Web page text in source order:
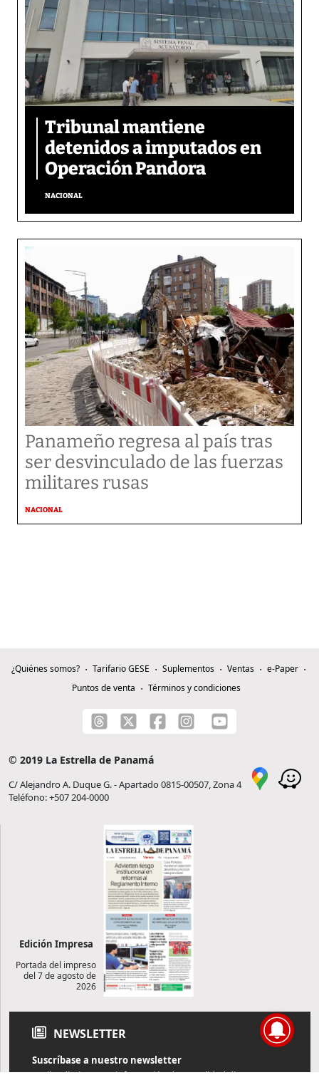
Tribunal mantiene
detenidos a imputados en
Operación Pandora
NACIONAL
Panameño regresa al país tras
ser desvinculado de las fuerzas
militares rusas
NACIONAL
¿Quiénes somos? Tarifario GESE Suplementos Ventas
e-Paper
Puntos de venta
Términos y condiciones
© 2019 La Estrella de Panamá
C/ Alejandro A. Duque G. - Apartado 0815-00507, Zona 4
Teléfono: +507 204-0000
Edición Impresa
Portada del impreso
del 7 de agosto de
2026
NEWSLETTER
Suscríbase a nuestro newsletter
Reciba diariamente información de actualidad directamente en